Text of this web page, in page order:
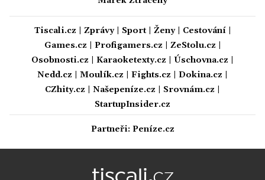
Tiscali.cz Zprávy| Sport| Ženy| Cestování|
Games.cz
Profigamers.cz ZeStolu.cz
Osobnosti.cz
Karaoketexty.cz Úschovna.cz
Nedd.cz
Moulík.cz Fights.cz Dokina.cz
CZhity.cz
Našepeníze.cz Srovnám.cz
StartupInsider.cz
Partneři: Peníze.cz